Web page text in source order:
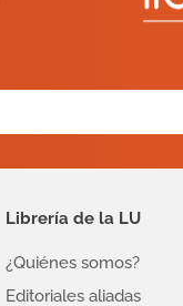
Librería de la LU
¿Quiénes somos?
Editoriales aliadas